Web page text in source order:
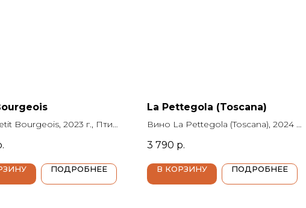
Bourgeois, 2023 г., Пти
Франция, Долина
Bourgeois (Анри
ПОДРОБНЕЕ
La Pettegola (Toscana)
Вино La Pettegola (Toscana), 2024 г.,
крепость 12.5%, белое сухое,
Италия, Тоскана, Banfi (Банфи)
3 790 р.
В КОРЗИНУ ПОДРОБНЕЕ